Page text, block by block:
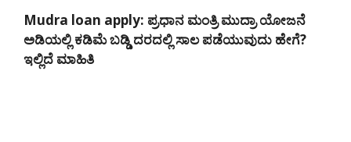
Mudra loan apply: ಪ್ರಧಾನ ಮಂತ್ರಿ ಮುದ್ರಾ ಯೋಜನೆ
ಅಡಿಯಲ್ಲಿ ಕಡಿಮೆ ಬಡ್ಡಿ ದರದಲ್ಲಿ ಸಾಲ ಪಡೆಯುವುದು ಹೇಗೆ?
ಇಲ್ಲಿದೆ ಮಾಹಿತಿ